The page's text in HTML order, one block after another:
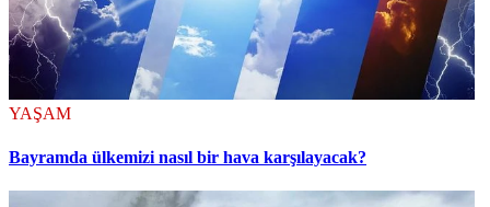
YAŞAM
Bayramda ülkemizi nasıl bir hava karşılayacak?